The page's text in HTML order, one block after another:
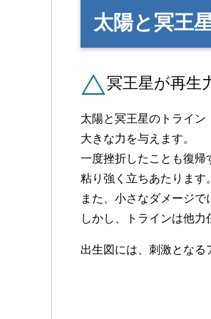
太陽と冥王
冥王星が再生
太陽と冥王星のトライン
大きな力を与えます。
一度挫折したことも復帰
粘り強く立ちあたります。
また、小さなダメージ
しかし、トラインは他力
出生図には、刺激とな